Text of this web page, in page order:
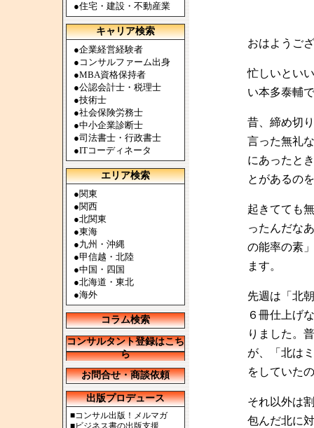
●住宅・建設・不動産業
キャリア検索
●企業経営経験者
● コンサルファーム出身
●MBA資格保持者
●公認会計士・税理士
●技術士
●社会保険労務士
●中小企業診断士
●司法書士・行政書士
●ITコーディネータ
エリア検索
●関東
●関西
●北関東
●東海
●九州・沖縄
●甲信越・北陸
●中国・四国
●北海道・東北
●海外
コラム検索
コンサルタント登録はこち
ら
お問合せ・商談依頼
出版プロデュース
■コンサル出版！メルマガ
■ビジネス書の出版支援
おはようご
忙しいとい
い本多泰輔
昔、締め切
言った無礼
にあったと
とがあるの
起きてても
ったんだな
の能率の素
ます。
先週は「北
６冊仕上げ
りました。
が、「北は
をしていた
それ以外は
包んだ北に